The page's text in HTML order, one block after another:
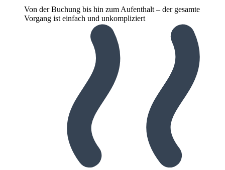
Von der Buchung bis hin zum Aufenthalt – der gesamte
Vorgang ist einfach und unkompliziert